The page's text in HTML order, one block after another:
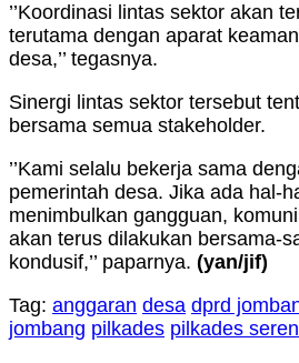
’’Koordinasi lintas sektor akan
terutama dengan aparat
desa,’’ tegasnya.
Sinergi lintas sektor tersebut
bersama semua stakeholder.
’’Kami selalu bekerja sama
pemerintah desa. Jika ada hal-
menimbulkan gangguan,
akan terus dilakukan bersama-
kondusif,’’ paparnya. (yan/jif)
Tag: anggaran desa dprd
jombang pilkades pilkades